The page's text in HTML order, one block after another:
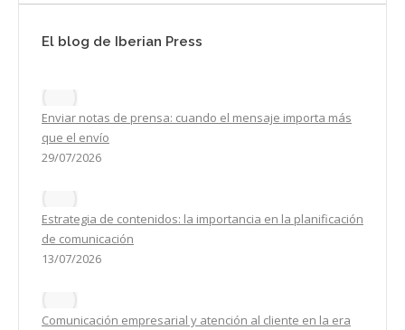
El blog de Iberian Press
Enviar notas de prensa: cuando el mensaje importa más
que el envío
29/07/2026
Estrategia de contenidos: la importancia en la planificación
de comunicación
13/07/2026
Comunicación empresarial y atención al cliente en la era